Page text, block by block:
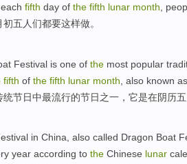
each fifth day of the fifth lunar month
初五 人们都要这样做。
Festival is one of the most popular
fifth of the fifth lunar month , also known
统节日中最流行的节日之一 ， 它是在阴历
in China, also called Dragon Boat
year according to the Chinese lunar